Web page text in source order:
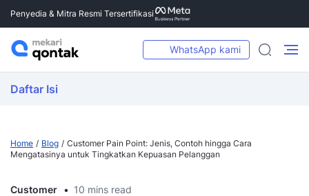
Penyedia & Mitra Resmi Tersertifikasi
WhatsApp kami
Daftar Isi
Home Blog
Customer Pain Point: Jenis, Contoh hingga Cara
Mengatasinya untuk Tingkatkan Kepuasan Pelanggan
Customer 10 mins read